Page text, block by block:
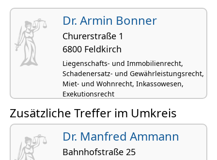
Dr. Armin Bonner
Churerstraße 1
6800 Feldkirch
Liegenschafts- und Immobilienrecht,
Schadenersatz- und Gewährleistungsrecht,
Miet- und Wohnrecht, Inkassowesen,
Exekutionsrecht
Zusätzliche Treffer im Umkreis
Dr. Manfred Ammann
Bahnhofstraße 25